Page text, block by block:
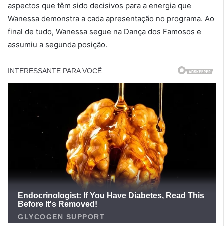
aspectos que têm sido decisivos para a energia que
Wanessa demonstra a cada apresentação no programa. Ao
final de tudo, Wanessa segue na Dança dos Famosos e
assumiu a segunda posição.